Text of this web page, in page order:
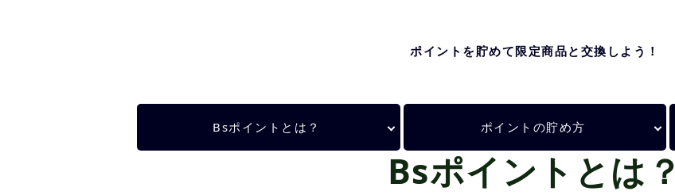
ポイントを貯めて限定商品と交換しよう！
Bsポイントとは？ ポイントの貯め方
Bsポイントとは？